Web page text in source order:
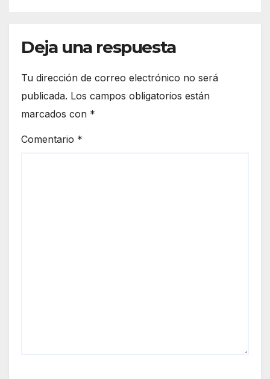
Deja una respuesta
Tu dirección de correo electrónico no será
publicada. Los campos obligatorios están
marcados con *
Comentario *